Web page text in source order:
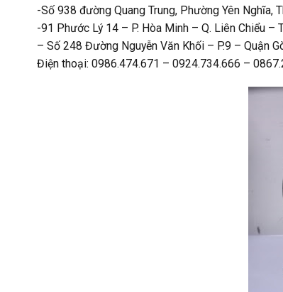
-Số 938 đường Quang Trung, Phường Yên Nghĩa,
-91 Phước Lý 14 – P. Hòa Minh – Q. Liên Chiểu –
– Số 248 Đường Nguyễn Văn Khối – P.9 – Quận
Điện thoại: 0986.474.671 – 0924.734.666 –